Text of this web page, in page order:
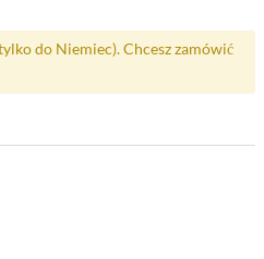
do Niemiec). Chcesz zamówić